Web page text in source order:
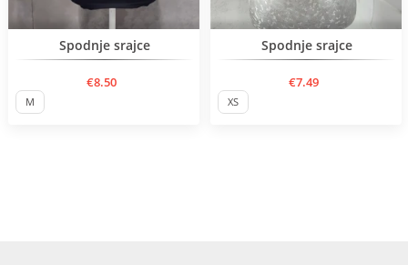
BESTSELLER
Spodnje srajce
€8.50
M
Spodnje srajce
€7.49
XS